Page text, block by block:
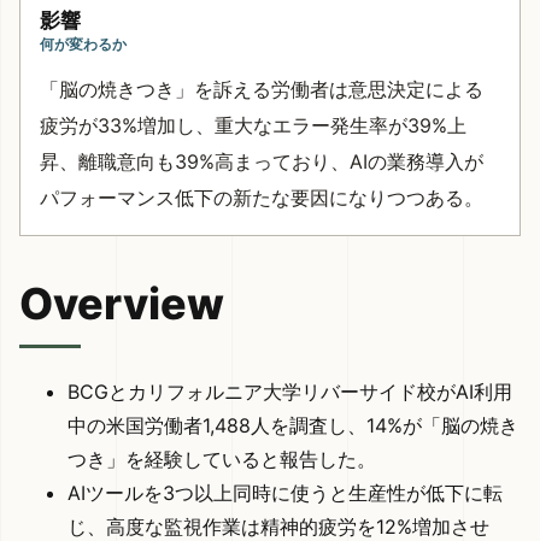
影響
何が変わるか
「脳の焼きつき」を訴える労働者は意思決定による
疲労が33%増加し、重大なエラー発生率が39%上
昇、離職意向も39%高まっており、AIの業務導入が
パフォーマンス低下の新たな要因になりつつある。
Overview
BCGとカリフォルニア大学リバーサイド校がAI利用
中の米国労働者1,488人を調査し、14%が「脳の焼き
つき」を経験していると報告した。
AIツールを3つ以上同時に使うと生産性が低下に転
じ、高度な監視作業は精神的疲労を12%増加させ